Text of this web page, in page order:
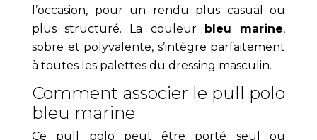
l’occasion, pour un rendu plus casual ou
plus structuré. La couleur
bleu marine,
sobre et polyvalente, s’intègre parfaitement
à toutes les palettes du dressing masculin.
Comment associer le pull polo
bleu marine
Ce pull polo peut être porté seul ou